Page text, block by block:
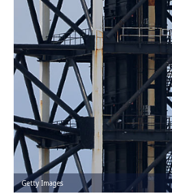
Getty Images